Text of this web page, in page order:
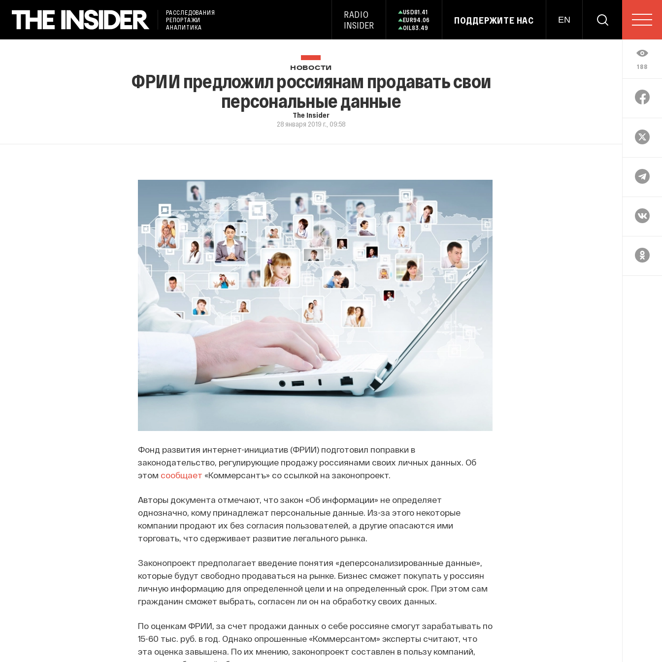
РАССЛЕДОВАНИЯ
РЕПОРТАЖИ
АНАЛИТИКА
RADIO
INSIDER
USD81.41
EUR94.06
OIL83.49
ПОДДЕРЖИТЕ НАС EN
188
НОВОСТИ
ФРИИ предложил россиянам продавать свои
персональные данные
The Insider
28 января 2019 г., 09:58
Фонд развития интернет-инициатив (ФРИИ) подготовил поправки в
законодательство, регулирующие продажу россиянами своих личных данных. Об
этом сообщает «Коммерсантъ» со ссылкой на законопроект.
Авторы документа отмечают, что закон «Об информации» не определяет
однозначно, кому принадлежат персональные данные. Из-за этого некоторые
компании продают их без согласия пользователей, а другие опасаются ими
торговать, что сдерживает развитие легального рынка.
Законопроект предполагает введение понятия «деперсонализированные данные»,
которые будут свободно продаваться на рынке. Бизнес сможет покупать у россиян
личную информацию для определенной цели и на определенный срок. При этом сам
гражданин сможет выбрать, согласен ли он на обработку своих данных.
По оценкам ФРИИ, за счет продажи данных о себе россияне смогут зарабатывать по
15-60 тыс. руб. в год. Однако опрошенные «Коммерсантом» эксперты считают, что
эта оценка завышена. По их мнению, законопроект составлен в пользу компаний,